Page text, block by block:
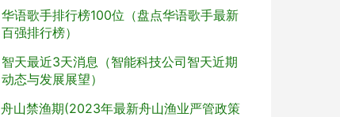
华语歌手排行榜100位（盘点华语歌手最新
百强排行榜）
智天最近3天消息（智能科技公司智天近期
动态与发展展望）
舟山禁渔期(2023年最新舟山渔业严管政策